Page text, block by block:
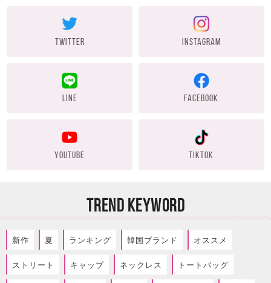
TWITTER INSTAGRAM
LINE FACEBOOK
YOUTUBE TIKTOK
TREND KEYWORD
新作 夏 ランキング 韓国ブランド オススメ
ストリート キャップ ネックレス トートバッグ